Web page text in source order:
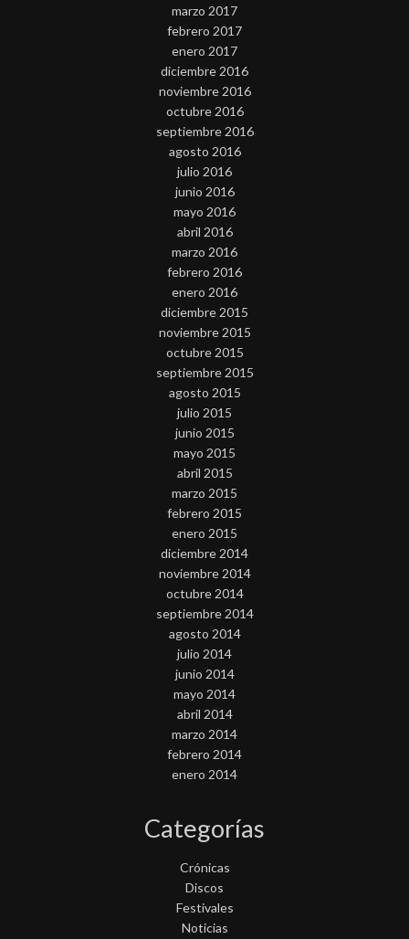
marzo 2017
febrero 2017
enero 2017
diciembre 2016
noviembre 2016
octubre 2016
septiembre 2016
agosto 2016
julio 2016
junio 2016
mayo 2016
abril 2016
marzo 2016
febrero 2016
enero 2016
diciembre 2015
noviembre 2015
octubre 2015
septiembre 2015
agosto 2015
julio 2015
junio 2015
mayo 2015
abril 2015
marzo 2015
febrero 2015
enero 2015
diciembre 2014
noviembre 2014
octubre 2014
septiembre 2014
agosto 2014
julio 2014
junio 2014
mayo 2014
abril 2014
marzo 2014
febrero 2014
enero 2014
Categorías
Crónicas
Discos
Festivales
Noticias